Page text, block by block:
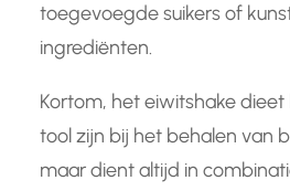
toegevoegde suikers of
ingrediënten.
Kortom, het eiwitshake
tool zijn bij het behalen van
maar dient altijd in